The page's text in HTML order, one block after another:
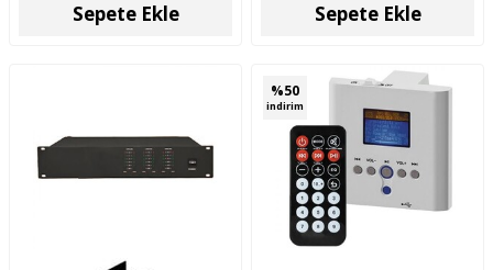
Sepete Ekle Sepete Ekle
%50
indirim